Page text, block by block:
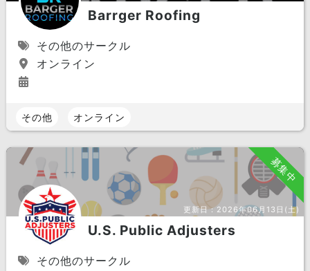
Barrger Roofing
その他のサークル
オンライン
その他 オンライン
募集中
更新日： 2026年06月13日(土)
U.S. Public Adjusters
その他のサークル